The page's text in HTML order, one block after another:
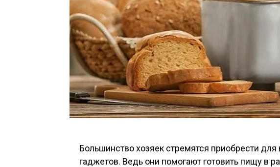
Большинство хозяек стремятся приобрести
гаджетов. Ведь они помогают готовить пищу в